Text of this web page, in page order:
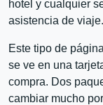
hotel y cualquier
asistencia de viaje.
Este tipo de
se ve en una
compra. Dos
cambiar mucho